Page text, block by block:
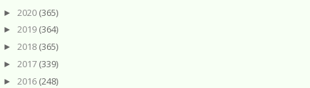
► 2020 (365)
► 2019 (364)
► 2018 (365)
► 2017 (339)
► 2016 (248)